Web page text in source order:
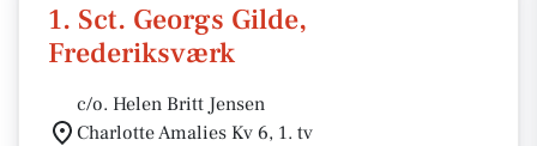
1. Sct. Georgs Gilde,
Frederiksværk
c/o. Helen Britt Jensen
Charlotte Amalies Kv 6, 1. tv